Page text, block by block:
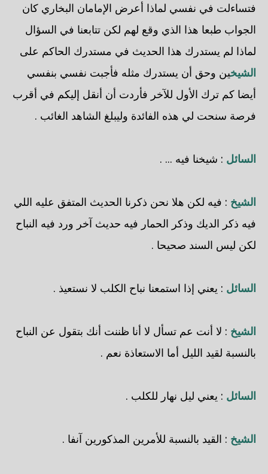
فتساءلت في نفسي لماذا أعرض الإمامان البخاري كان
الجواب طبعا هذا الذي وقع لهم لكن تتابعنا في السؤال
لماذا لم يستدرك هذا الحديث في مستدرك الحاكم على
الشيخين وحق أن يستدرك مثله فأجبت نفسي بنفسي
أيضا كم ترك الأول للآخر فأردت أن أنقل إليكم في أقرب
فرصة سنحت لي هذه الفائدة وليبلغ الشاهد الغائب .
السائل : شيخنا فيه ... .
الشيخ : فيه لكن هلا نحن ذكرنا الحديث المتفق عليه اللي
فيه ذكر الديك وذكر الحمار فيه حديث آخر ورد فيه النباح
لكن ليس السند صحيحا .
السائل : يعني إذا استمعنا نباح الكلب لا نستعيذ .
الشيخ : لا أنت عم تسأل لا أنا ظننت أنك بتقول عن النباح
بالنسبة لقيد الليل أما الاستعاذة نعم .
السائل : يعني ليل نهار للكلب .
الشيخ : القيد بالنسبة للأمرين المذكورين آنفا .